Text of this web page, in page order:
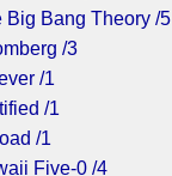
Big Bang Theory /5
/3
/1
/1
/1
Five-0 /4